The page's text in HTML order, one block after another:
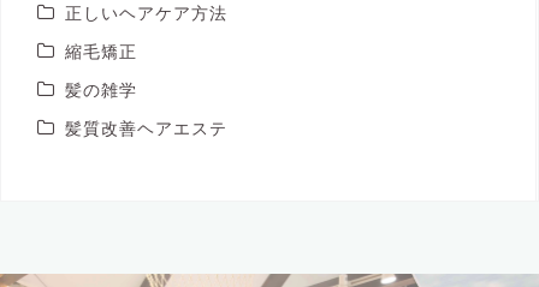
正しいヘアケア方法
縮毛矯正
髪の雑学
髪質改善ヘアエステ